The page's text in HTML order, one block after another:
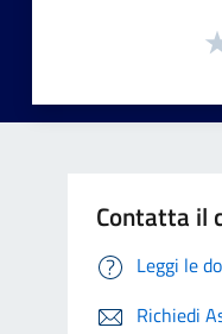
Contatta il
Leggi le
Richiedi